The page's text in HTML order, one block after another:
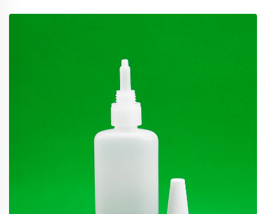
alimentare.Volum5ml 10ml 15mlcontactați-ne pentru